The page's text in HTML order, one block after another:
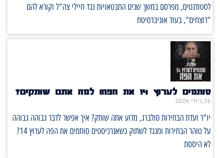
לסטודנטים, מפרסם במשך שנים התבטאויות נגד חיילי צה"ל וקורא להם
"רוצחים", בעוד אוניברסיטת
סותמים לערוץ 14 את הפה! למה אתם שותקים?
26 ביולי 2026
יו"ר ועדת הבחירות סולברג, מדוע אתה שותק? איך אפשר לדבר גבוהה גבוהה
על טוהר הבחירות ומנגד לשתוק כשאנרכיסטים סותמים את הפה לערוץ 14?
לא היססת